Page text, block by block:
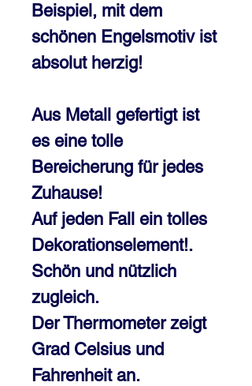
Beispiel, mit dem
schönen Engelsmotiv ist
absolut herzig!
Aus Metall gefertigt ist
es eine tolle
Bereicherung für jedes
Zuhause!
Auf jeden Fall ein tolles
Dekorationselement!.
Schön und nützlich
zugleich.
Der Thermometer zeigt
Grad Celsius und
Fahrenheit an.